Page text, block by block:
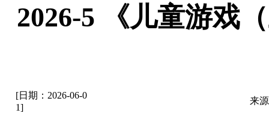
2026-5 《儿童游戏
[日期： 2026-06-0
1]
来